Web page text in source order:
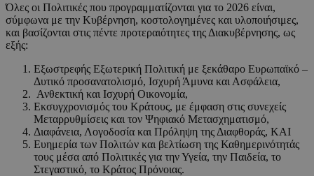
Όλες οι Πολιτικές που προγραμματίζονται για το 2026 είναι,
σύμφωνα με την Κυβέρνηση, κοστολογημένες και υλοποιήσιμες,
και βασίζονται στις πέντε προτεραιότητες της Διακυβέρνησης, ως
εξής:
Εξωστρεφής Εξωτερική Πολιτική με ξεκάθαρο Ευρωπαϊκό –
Δυτικό προσανατολισμό, Ισχυρή Άμυνα και Ασφάλεια,
Ανθεκτική και Ισχυρή Οικονομία,
Εκσυγχρονισμός του Κράτους, με έμφαση στις συνεχείς
Μεταρρυθμίσεις και τον Ψηφιακό Μετασχηματισμό,
Διαφάνεια, Λογοδοσία και Πρόληψη της Διαφθοράς, ΚΑΙ
Ευημερία των Πολιτών και βελτίωση της Καθημερινότητάς
τους μέσα από Πολιτικές για την Υγεία, την Παιδεία, το
Στεγαστικό, το Κράτος Πρόνοιας.